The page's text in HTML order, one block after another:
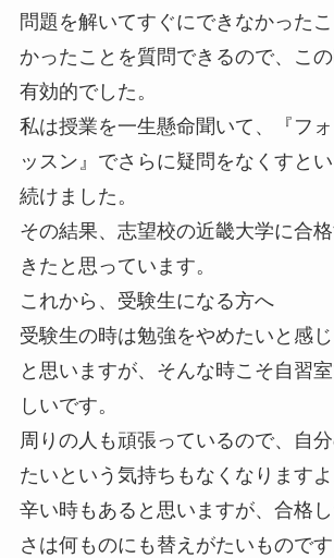
問題を解いてすぐにできなかった
かったことを質問できるので、こ
有効的でした。
私は授業を一生懸命聞いて、『フ
ッスン』でさらに疑問をなくすと
続けました。
その結果、志望校の近畿大学に合
きたと思っています。
これから、受験生になる方へ
受験生の時は勉強をやめたいと感
と思いますが、そんな時こそ自習
しいです。
周りの人も頑張っているので、自
たいという気持ちもなくなりますよ
辛い時もあると思いますが、合格
さは何ものにも替えがたいものです